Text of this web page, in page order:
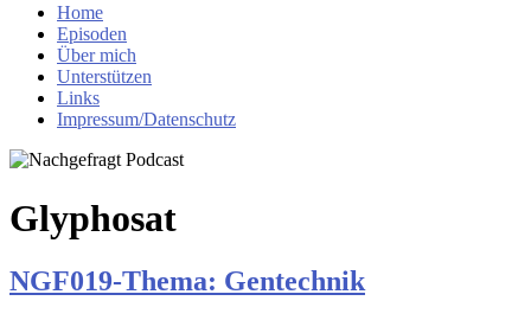
Menü
Home
Episoden
Über mich
Unterstützen
Links
Impressum/Datenschutz
Glyphosat
NGF019-Thema: Gentechnik